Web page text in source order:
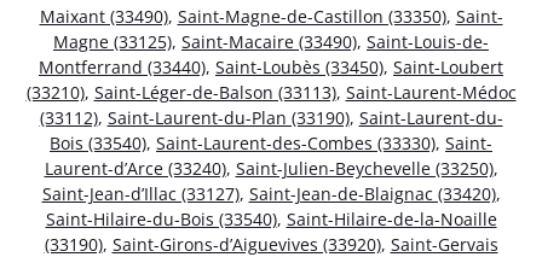
Maixant (33490), Saint-Magne-de-Castillon (33350), Saint-
Magne (33125), Saint-Macaire (33490), Saint-Louis-de-
Montferrand (33440), Saint-Loubès (33450), Saint-Loubert
(33210), Saint-Léger-de-Balson (33113), Saint-Laurent-Médoc
(33112), Saint-Laurent-du-Plan (33190), Saint-Laurent-du-
Bois (33540), Saint-Laurent-des-Combes (33330), Saint-
Laurent-d’Arce (33240), Saint-Julien-Beychevelle (33250),
Saint-Jean-d’Illac (33127), Saint-Jean-de-Blaignac (33420),
Saint-Hilaire-du-Bois (33540), Saint-Hilaire-de-la-Noaille
(33190), Saint-Girons-d’Aiguevives (33920), Saint-Gervais